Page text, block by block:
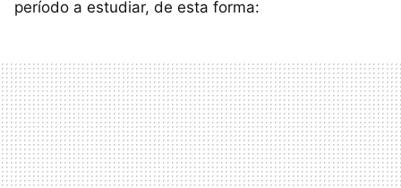
período a estudiar, de esta forma: